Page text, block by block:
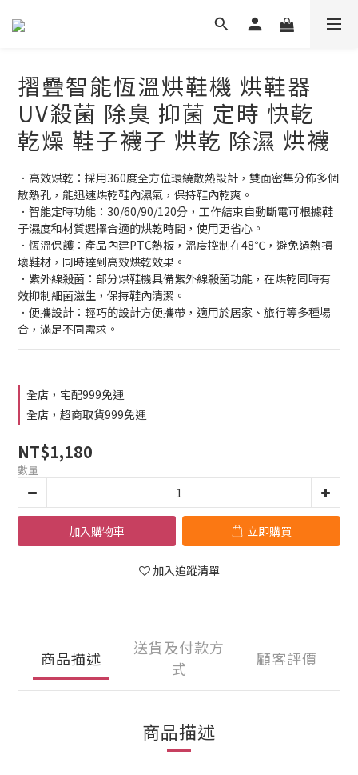
摺疊智能恆溫烘鞋機 烘鞋器
UV殺菌 除臭 抑菌 定時 快乾
乾燥 鞋子襪子 烘乾 除濕 烘襪
．高效烘乾：​採用360度全方位環繞散熱設計，雙面密集分佈多個
散熱孔，能迅速烘乾鞋內濕氣，保持鞋內乾爽。 ​
．智能定時功能：​30/60/90/120分，工作結束自動斷電可根據鞋
子濕度和材質選擇合適的烘乾時間，使用更省心。 ​
．恆溫保護：​產品內建PTC熱板，溫度控制在48℃，避免過熱損
壞鞋材，同時達到高效烘乾效果。 ​
．紫外線殺菌：​部分烘鞋機具備紫外線殺菌功能，在烘乾同時有
效抑制細菌滋生，保持鞋內清潔。 ​
．便攜設計：​輕巧的設計方便攜帶，適用於居家、旅行等多種場
合，滿足不同需求。
全店，宅配999免運
全店，超商取貨999免運
NT$1,180
數量
加入購物車 立即購買
加入追蹤清單
商品描述
送貨及付款方
式
顧客評價
商品描述